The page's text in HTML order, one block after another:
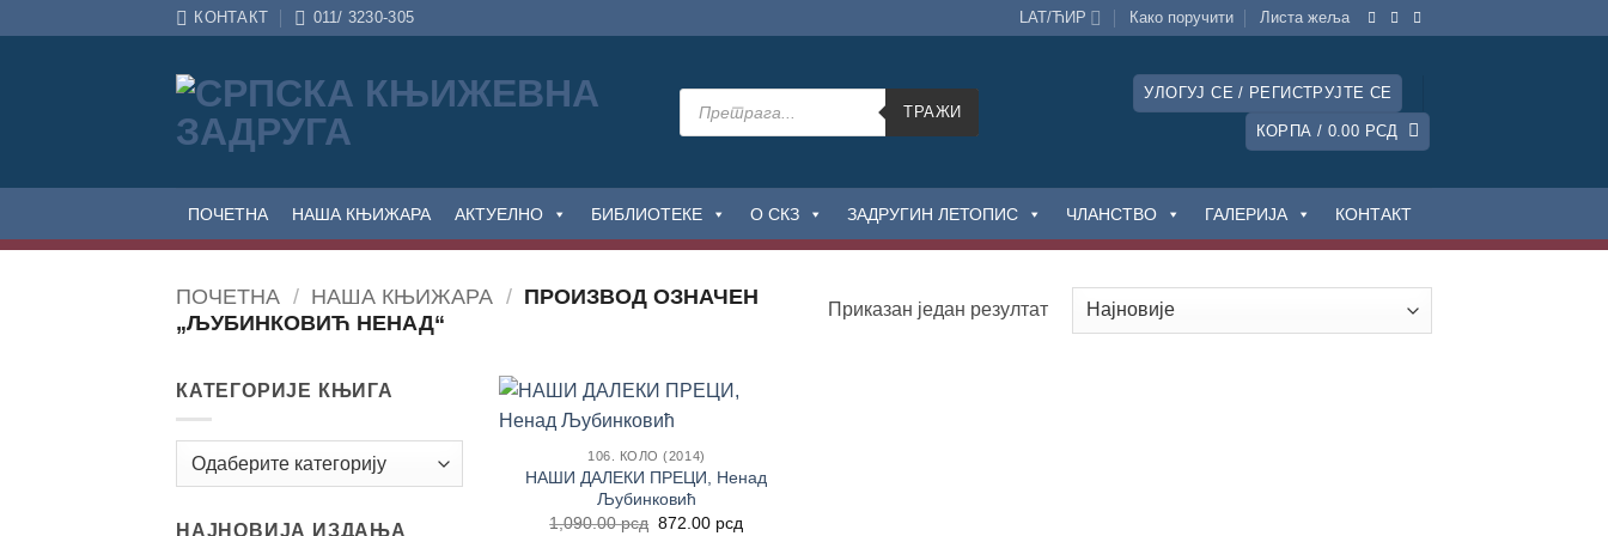
КОНТАКТ 011/ 3230-305 LAT/ЋИР Како поручити Листa жеља
Products
search
ТРАЖИ
УЛОГУЈ СЕ / РЕГИСТРУЈТЕ СЕ
КОРПА / 0.00 РСД
ПОЧЕТНА НАША КЊИЖАРА АКТУЕЛНО БИБЛИОТЕКЕ О СКЗ ЗАДРУГИН ЛЕТОПИС ЧЛАНСТВО ГАЛЕРИЈА КОНТАКТ
ПОЧЕТНА / НАША КЊИЖАРА / ПРОИЗВОД OЗНАЧЕН
„ЉУБИНКОВИЋ НЕНАД“
Приказан један резултат
КАТЕГОРИЈЕ КЊИГА
НАЈНОВИЈА ИЗДАЊА
Листу
106. КОЛО (2014)
НАШИ ДАЛЕКИ ПРЕЦИ, Ненад
Љубинковић
1,090.00рсд Оригинална
872.00 рсд